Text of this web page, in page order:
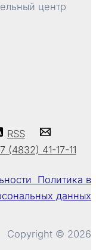
центр
RSS
(4832) 41-17-11
Политика в
данных
Copyright © 2026